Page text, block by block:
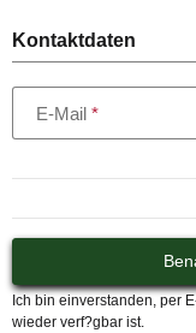
Kontaktdaten
E-Mail
Ich bin einverstanden, per
wieder verf?gbar ist.